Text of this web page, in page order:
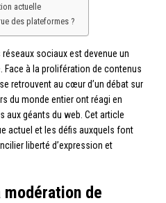
actuelle
des plateformes ?
sociaux est devenue un
Face à la prolifération de contenus
retrouvent au cœur d’un débat sur
du monde entier ont réagi en
géants du web. Cet article
actuel et les défis auxquels font
liberté d’expression et
de